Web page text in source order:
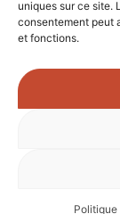
uniques sur ce site.
consentement peut
et fonctions.
Contactez-
Conditions
© 2026 -